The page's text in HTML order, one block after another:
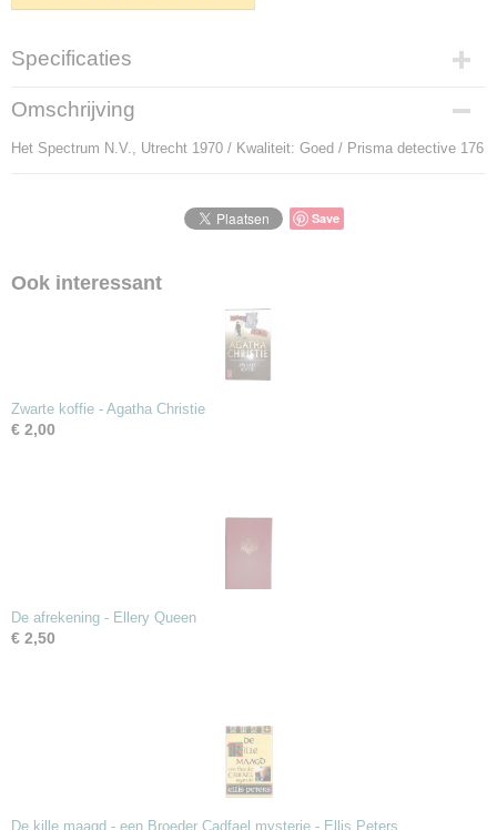
Specificaties
Productcode
P-912158
Bruto gewicht
Omschrijving
Het Spectrum N.V., Utrecht 1970 / Kwaliteit: Goed / Prisma detective 176
Save
Ook interessant
Zwarte koffie - Agatha Christie
€ 2,00
De afrekening - Ellery Queen
€ 2,50
De kille maagd - een Broeder Cadfael mysterie - Ellis Peters